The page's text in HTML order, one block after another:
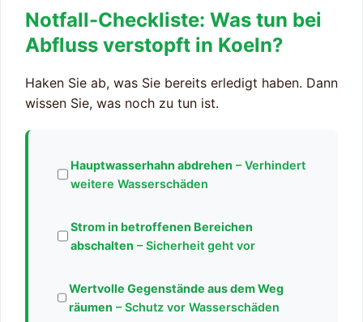
Notfall-Checkliste: Was tun bei
Abfluss verstopft in Koeln?
Haken Sie ab, was Sie bereits erledigt haben. Dann
wissen Sie, was noch zu tun ist.
Hauptwasserhahn abdrehen – Verhindert
weitere Wasserschäden
Strom in betroffenen Bereichen
abschalten – Sicherheit geht vor
Wertvolle Gegenstände aus dem Weg
räumen – Schutz vor Wasserschäden